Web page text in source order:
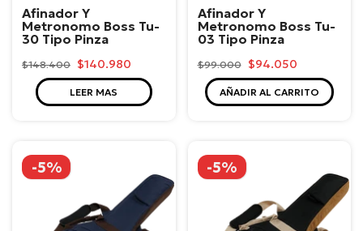
Afinador Y
Metronomo Boss Tu-
30 Tipo Pinza
$148.400 $140.980
LEER MAS
Afinador Y
Metronomo Boss Tu-
03 Tipo Pinza
$99.000 $94.050
AÑADIR AL CARRITO
-5% -5%